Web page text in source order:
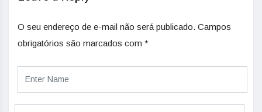
O seu endereço de e-mail não será publicado. Campos
obrigatórios são marcados com *